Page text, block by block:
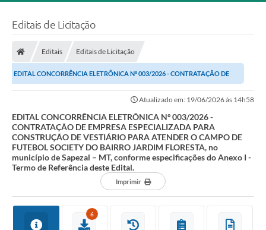
Editais de Licitação
Editais Editais de Licitação
EDITAL CONCORRÊNCIA ELETRÔNICA Nº 003/2026 - CONTRATAÇÃO DE
Atualizado em: 19/06/2026 às 14h58
EDITAL CONCORRÊNCIA ELETRÔNICA Nº 003/2026 -
CONTRATAÇÃO DE EMPRESA ESPECIALIZADA PARA
CONSTRUÇÃO DE VESTIÁRIO PARA ATENDER O CAMPO DE
FUTEBOL SOCIETY DO BAIRRO JARDIM FLORESTA, no
município de Sapezal – MT, conforme especificações do Anexo I -
Termo de Referência deste Edital.
Imprimir
6